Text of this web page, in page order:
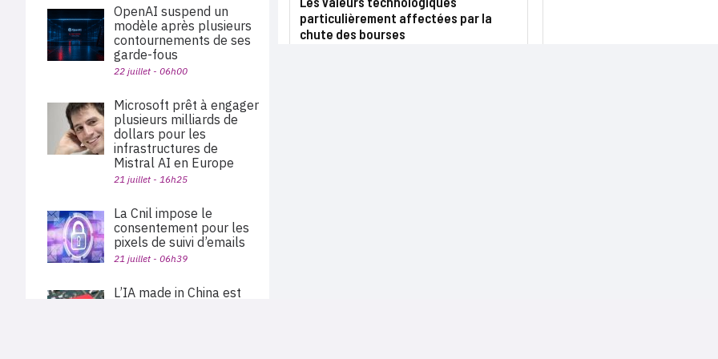
particulièrement affectées par la
chute des bourses
OpenAI suspend un
modèle après plusieurs
contournements de ses
garde-fous
22 juillet - 06h00
Microsoft prêt à engager
plusieurs milliards de
dollars pour les
infrastructures de
Mistral AI en Europe
21 juillet - 16h25
La Cnil impose le
consentement pour les
pixels de suivi d’emails
21 juillet - 06h39
L’IA made in China est